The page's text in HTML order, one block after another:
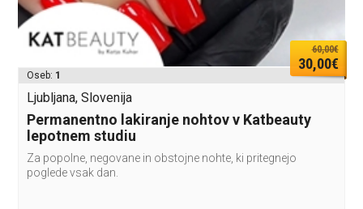
60,00€
30,00€
Oseb: 1
Ljubljana, Slovenija
Permanentno lakiranje nohtov v Katbeauty
lepotnem studiu
Za popolne, negovane in obstojne nohte, ki pritegnejo
poglede vsak dan.